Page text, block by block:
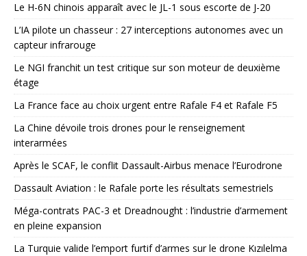
Le H-6N chinois apparaît avec le JL-1 sous escorte de J-20
L’IA pilote un chasseur : 27 interceptions autonomes avec un
capteur infrarouge
Le NGI franchit un test critique sur son moteur de deuxième
étage
La France face au choix urgent entre Rafale F4 et Rafale F5
La Chine dévoile trois drones pour le renseignement
interarmées
Après le SCAF, le conflit Dassault-Airbus menace l’Eurodrone
Dassault Aviation : le Rafale porte les résultats semestriels
Méga-contrats PAC-3 et Dreadnought : l’industrie d’armement
en pleine expansion
La Turquie valide l’emport furtif d’armes sur le drone Kızılelma